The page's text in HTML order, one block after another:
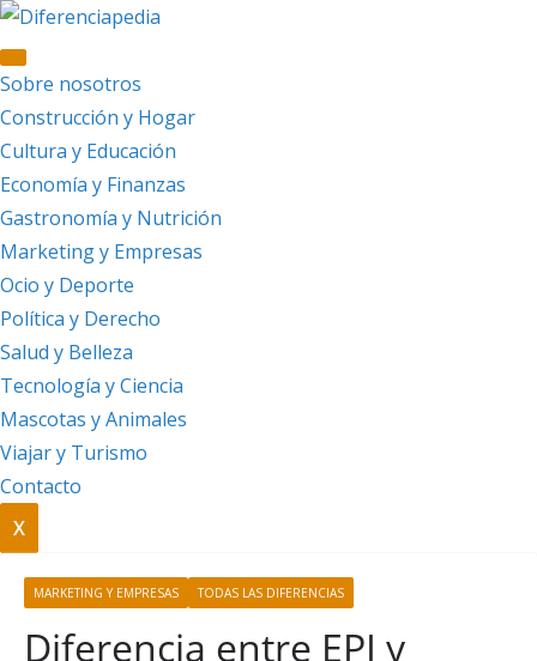
Saltar
al
contenido
Sobre nosotros
Construcción y Hogar
Cultura y Educación
Economía y Finanzas
Gastronomía y Nutrición
Marketing y Empresas
Ocio y Deporte
Política y Derecho
Salud y Belleza
Tecnología y Ciencia
Mascotas y Animales
Viajar y Turismo
Contacto
X
MARKETING Y EMPRESAS TODAS LAS DIFERENCIAS
Diferencia entre EPI y